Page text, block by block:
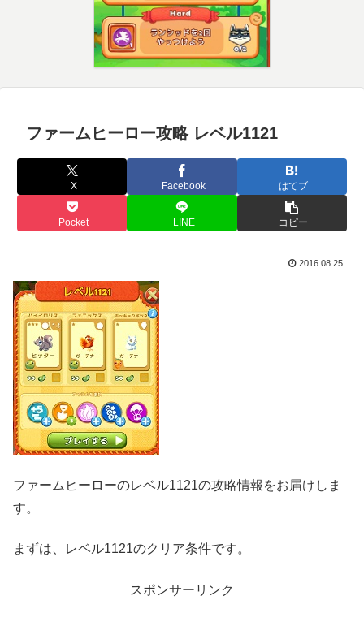
ファームヒーロー攻略 レベル1121
X Facebook はてブ
Pocket LINE コピー
2016.08.25
ファームヒーローのレベル1121の攻略情報をお届けしま
す。
まずは、レベル1121のクリア条件です。
スポンサーリンク